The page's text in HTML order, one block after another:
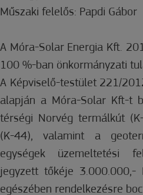
Műszaki felelős: Papdi Gábor
A Móra-Solar Energia Kft.
100 %-ban önkormányzati
A Képviselő-testület 221/
alapján a Móra-Solar Kft-t
térségi Norvég termálkút
(K-44), valamint a
egységek üzemeltetési
jegyzett tőkéje 3.000.000,-
egészében rendelkezésre